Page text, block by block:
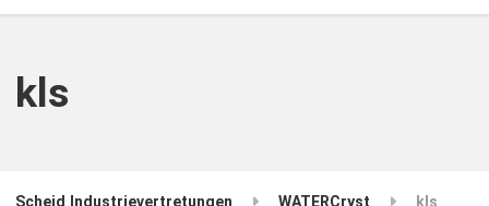
kls
Scheid Industrievertretungen WATERCryst kls